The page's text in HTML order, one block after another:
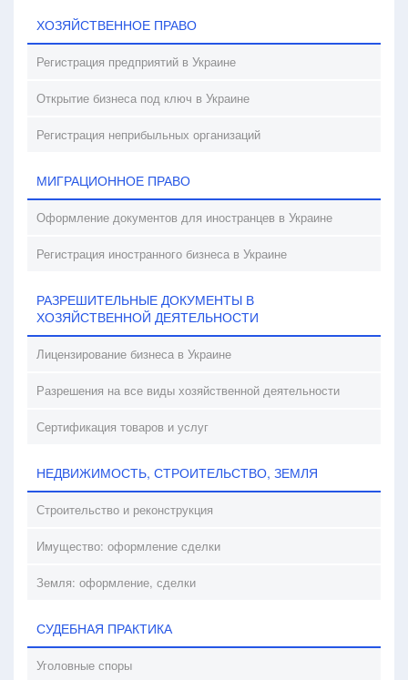
ХОЗЯЙСТВЕННОЕ ПРАВО
Регистрация предприятий в Украине
Открытие бизнеса под ключ в Украине
Регистрация неприбыльных организаций
МИГРАЦИОННОЕ ПРАВО
Оформление документов для иностранцев в Украине
Регистрация иностранного бизнеса в Украине
РАЗРЕШИТЕЛЬНЫЕ ДОКУМЕНТЫ В
ХОЗЯЙСТВЕННОЙ ДЕЯТЕЛЬНОСТИ
Лицензирование бизнеса в Украине
Разрешения на все виды хозяйственной деятельности
Сертификация товаров и услуг
НЕДВИЖИМОСТЬ, СТРОИТЕЛЬСТВО, ЗЕМЛЯ
Строительство и реконструкция
Имущество: оформление сделки
Земля: оформление, сделки
СУДЕБНАЯ ПРАКТИКА
Уголовные споры